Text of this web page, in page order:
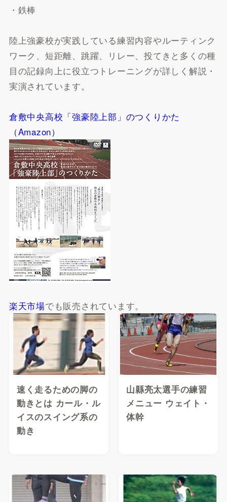
・鉄棒
陸上強豪校が実践している練習内容やルーティンク
ワーク、短距離、跳躍、リレー、投てきと多くの種
目の記録向上に役立つトレーニングが詳しく解説・
実演されています。
倉敷中央高校「強豪陸上部」のつくりかた
（Amazon）
楽天市場でも販売されています。
速く走るための脚の
動きとは カール・ル
イスのスイング系の
動き
山縣亮太選手の練習
メニュー ウェイト・
体幹